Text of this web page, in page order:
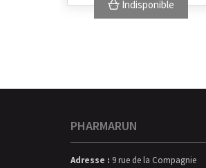
Indisponible
PHARMARUN
Adresse : 9 rue de la Compagnie